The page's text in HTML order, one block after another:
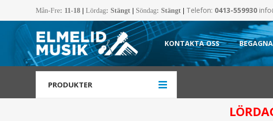
Mån-Fre: 11-18 Lördag: Stängt Söndag: Stängt Telefon: 0413-559930
KONTAKTA OSS
PRODUKTER